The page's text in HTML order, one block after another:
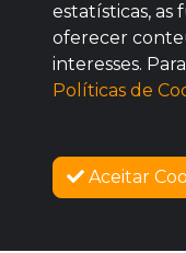
SOBRE NÓS
estatísticas, as
oferecer
interesses.
Políticas de
Aceitar